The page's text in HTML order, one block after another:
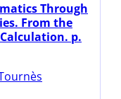
Through
From the
p.